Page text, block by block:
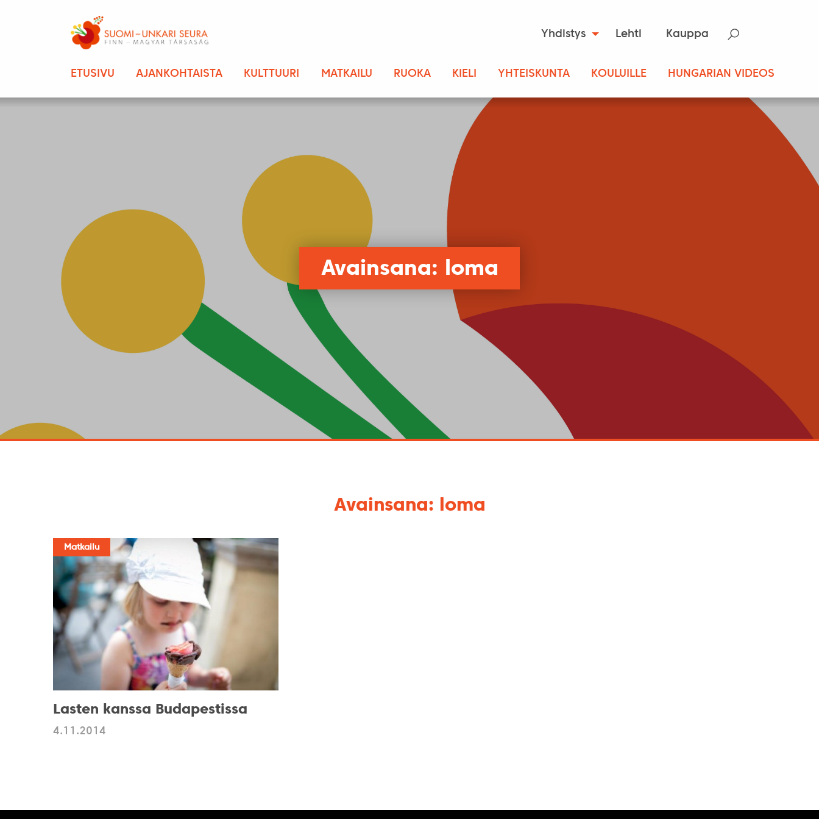
Yhdistys Lehti Kauppa
ETUSIVU AJANKOHTAISTA KULTTUURI MATKAILU RUOKA KIELI YHTEISKUNTA KOULUILLE HUNGARIAN VIDEOS
Avainsana: loma
Avainsana: loma
Matkailu
Lasten kanssa Budapestissa
4.11.2014